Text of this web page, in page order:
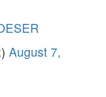
August 7,